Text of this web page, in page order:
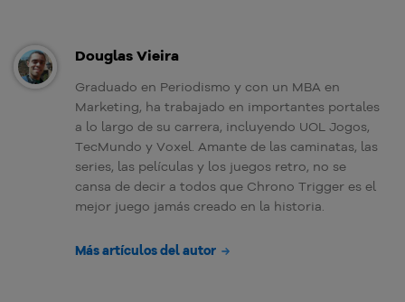
Douglas Vieira
Graduado en Periodismo y con un MBA en
Marketing, ha trabajado en importantes portales
a lo largo de su carrera, incluyendo UOL Jogos,
TecMundo y Voxel. Amante de las caminatas, las
series, las películas y los juegos retro, no se
cansa de decir a todos que Chrono Trigger es el
mejor juego jamás creado en la historia.
Más artículos del autor